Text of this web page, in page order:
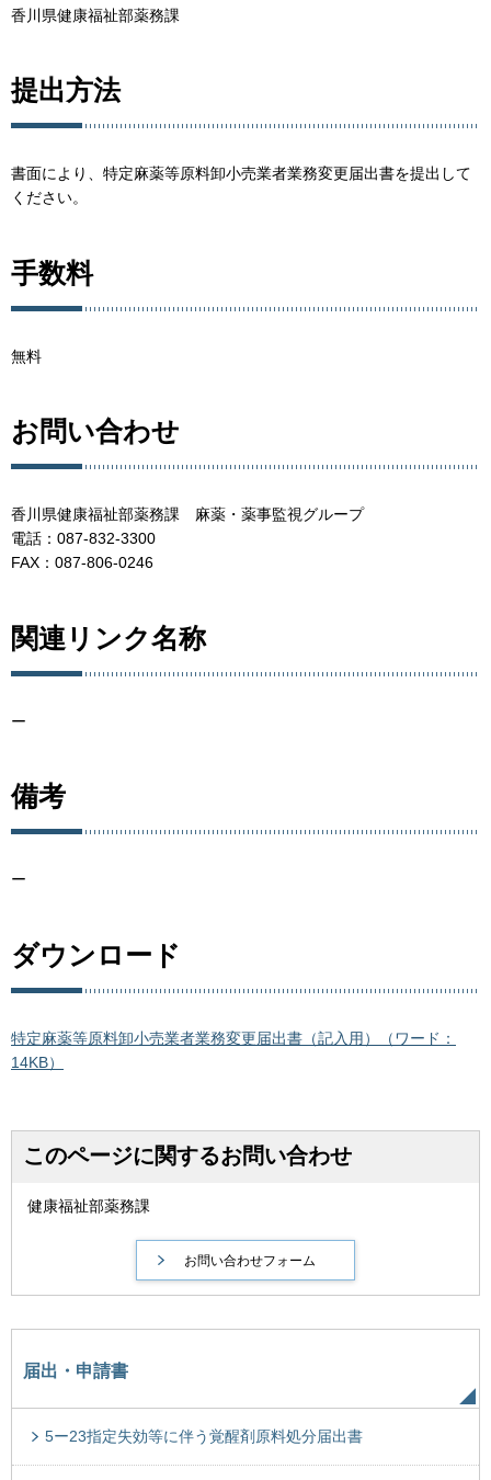
香川県健康福祉部薬務課
提出方法
書面により、特定麻薬等原料卸小売業者業務変更届出書を提出して
ください。
手数料
無料
お問い合わせ
香川県健康福祉部薬務課 麻薬・薬事監視グループ
電話：087-832-3300
FAX：087-806-0246
関連リンク名称
ー
備考
ー
ダウンロード
特定麻薬等原料卸小売業者業務変更届出書（記入用）（ワード：
14KB）
このページに関するお問い合わせ
健康福祉部薬務課
届出・申請書
5ー23指定失効等に伴う覚醒剤原料処分届出書